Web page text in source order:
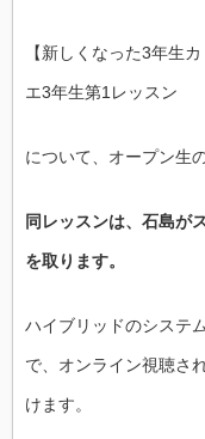
【新しくなった3年生
エ3年生第1レッスン
について、オープン生
同レッスンは、 石島が
を取ります。
ハイブリッドのシステ
で、オンライン視聴さ
けます。